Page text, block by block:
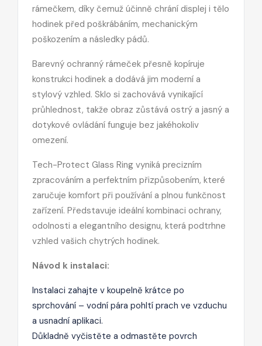
rámečkem, díky čemuž účinně chrání displej i tělo
hodinek před poškrábáním, mechanickým
poškozením a následky pádů.
Barevný ochranný rámeček přesně kopíruje
konstrukci hodinek a dodává jim moderní a
stylový vzhled. Sklo si zachovává vynikající
průhlednost, takže obraz zůstává ostrý a jasný a
dotykové ovládání funguje bez jakéhokoliv
omezení.
Tech-Protect Glass Ring vyniká precizním
zpracováním a perfektním přizpůsobením, které
zaručuje komfort při používání a plnou funkčnost
zařízení. Představuje ideální kombinaci ochrany,
odolnosti a elegantního designu, která podtrhne
vzhled vašich chytrých hodinek.
Návod k instalaci:
Instalaci zahajte v koupelně krátce po
sprchování – vodní pára pohltí prach ve vzduchu
a usnadní aplikaci.
Důkladně vyčistěte a odmastěte povrch